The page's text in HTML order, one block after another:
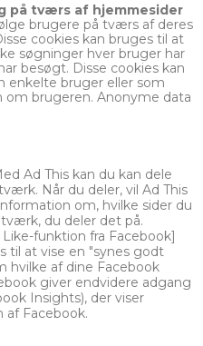
på tværs af hjemmesider
brugere på tværs af deres
cookies kan bruges til at
søgninger hver bruger har
besøgt. Disse cookies kan
enkelte bruger eller som
om brugeren. Anonyme data
Ad This kan du kan dele
Når du deler, vil Ad This
om, hvilke sider du
du deler det på.
funktion fra Facebook]
til at vise en "synes godt
hvilke af dine Facebook
giver endvidere adgang
Insights), der viser
Facebook.